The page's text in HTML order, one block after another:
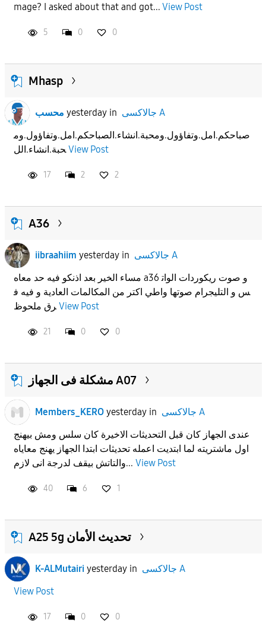
mage? I asked about that and got... View Post
5 0 0
Mhasp
محسب yesterdayin
جالاكسى A
صباحكم.امل.وتفاؤول.ومحبة.انشاء.الصباحكم.امل.وتفاؤول.وم
حبة.انشاء.اللView Post
17 2 2
A36
iibraahiim yesterdayin
جالاكسى A
مساء الخير بعد اذنكو فيه حد معاه a36 و صوت ريكوردات الوات
س و التليجرام صوتها واطي اكتر من المكالمات العادية و فيه ف
رق ملحوظ View Post
21 0 0
مشكلة فى الجهاز A07
Members_KERO yesterdayin
جالاكسى A
عندى الجهاز كان قبل التحديثات الاخيرة كان سلس ومش بيهنج
اول ماشتريته لما ابتديت اعمله تحديثات ابتدا الجهاز يهنج معاياه
والتاتش بيقف لدرجة انى لازم... View Post
40 6 1
A25 5g تحديث الأمان
K-ALMutairi yesterdayin
جالاكسى A
View Post
17 0 0